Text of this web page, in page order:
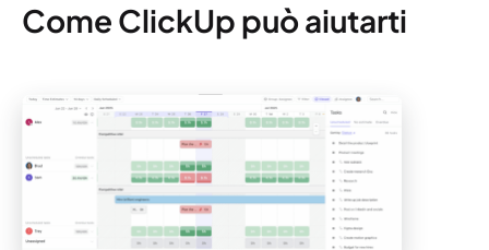
Come ClickUp può aiutarti